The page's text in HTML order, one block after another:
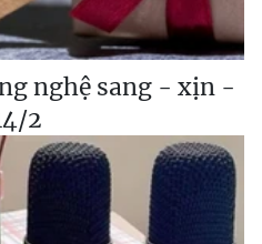
nghệ sang - xịn -
2